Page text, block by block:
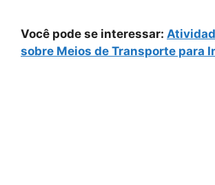
Você pode se interessar:
sobre Meios de Transporte para